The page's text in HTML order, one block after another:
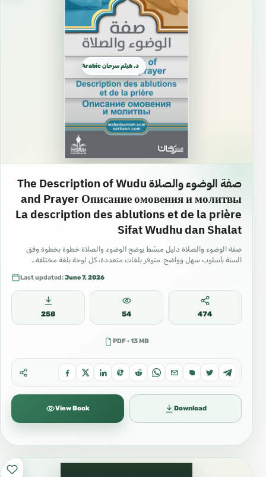
د. هيثم سرحان Arabic العربية
صفة الوضوء والصلاة The Description of Wudu
and Prayer Описание омовения и молитвы
La description des ablutions et de la prière
Sifat Wudhu dan Shalat
صفة الوضوء والصلاة دليل مبسّط يوضح الوضوء والصلاة خطوة بخطوة وفق
السنة بأسلوب سهل وواضح. متوفر بلغات متعددة، كل لوحة بلغة مختلفة…
Last updated:June 7, 2026
258 54 474
PDF · 13 MB
View Book Download